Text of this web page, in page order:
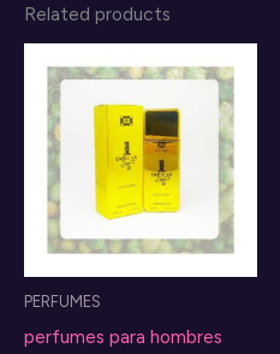
Related products
PERFUMES
perfumes para hombres